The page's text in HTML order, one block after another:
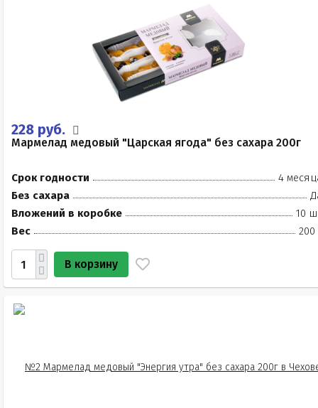
228 руб.
Мармелад медовый "Царская ягода" без сахара 200г
Срок годности
4
Без сахара
Вложений в коробке
10
Вес
200
В корзину